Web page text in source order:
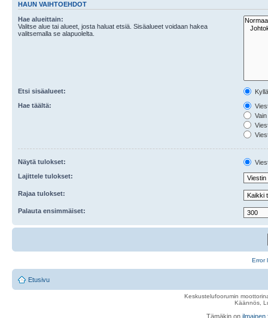
HAUN VAIHTOEHDOT
Hae alueittain:
Valitse alue tai alueet, josta haluat etsiä. Sisäalueet voidaan hakea
valitsemalla se alapuolelta.
Etsi sisäalueet:
Hae täältä:
Näytä tulokset:
Lajittele tulokset:
Rajaa tulokset:
Palauta ensimmäiset:
Error
Etusivu
Keskustelufoorumin
Käännös,
Tämäkin on ilmainen